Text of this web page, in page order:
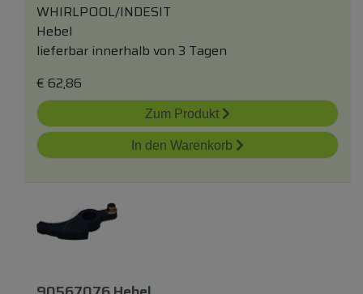
WHIRLPOOL/INDESIT
Hebel
lieferbar innerhalb von 3 Tagen
€ 62,86
Zum Produkt
In den Warenkorb